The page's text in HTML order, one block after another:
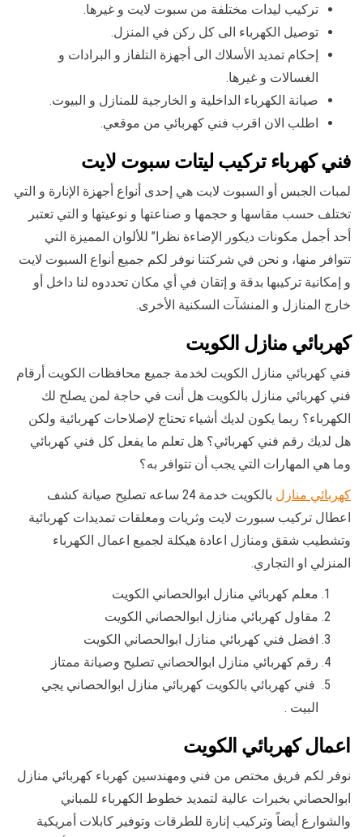
تركيب ليدات مختلفة من سبوت لايت و غيرها.
توصيل الكهرباء الى كل ركن في المنزل.
إحكام تمديد الأسلاك الى أجهزة التلفاز و البرادات و
الغسالات و غيرها.
صيانة الكهرباء الداخلية و الخارجية للمنازل و البيوت.
اطلب الان اقرب فني كهربائي من موقعي.
فني كهرباء تركيب ليتات سبوت لايت
لمبات الجبس أو السبوت لايت هي إحدى أنواع أجهزة الإنارة و التي
تختلف حسب مقاسها و حجمها و صناعتها و نوعيتها و التي تعتبر
أحد أجمل مكونات ديكور الإضاءة نظرا” للألوان المميزة التي
تتوافر منها، و نحن في شركتنا نوفر لكم جميع أنواع السبوت لايت
و إمكانية تركيبها بدقة و إتقان في أي مكان تحددوه لنا داخل أو
خارج المنازل و المنشآت السكنية الأخرى.
كهربائي منازل الكويت
فني كهربائي منازل الكويت لخدمة جميع محافظات الكويت أرقام
فني كهربائي منازل بالكويت هل أنت في حاجة لمن يصلح لك
الكهرباء؟ ربما يكون لديك أشياء تحتاج لإصلاحات كهربائية ولكن
هل لديك رقم فني كهربائي؟ هل تعلم ما يفعل كل فني كهربائي
وما هي المهارات التي يجب أن تتوافر به؟
كهربائي منازل
بالكويت خدمة 24 ساعه تصليح صيانة كشف
اعطال تركيب سبورت لايت وثريات ومعلقات تمديدات كهربائية
وتشطيب شقق ومنازل اعادة هيكلة لجميع اعمال الكهرباء
المنزلي او التجاري.
معلم كهربائي منازل ابوالحصاني الكويت
مقاول كهربائي منازل ابوالحصاني الكويت
افضل فني كهربائي منازل ابوالحصاني الكويت
رقم كهربائي منازل ابوالحصاني تصليح وصيانة ممتاز
فني كهربائي بالكويت كهربائي منازل ابوالحصاني يجي
البيت .
اعمال كهربائي الكويت
نوفر لكم فريق مختص من فني ومهندسين كهرباء كهربائي منازل
ابوالحصاني بخبرات عالية لتمديد خطوط الكهرباء للمباني
والشوارع أيضاً وتركيب إنارة للطرقات وتوفير كابلات أمريكية